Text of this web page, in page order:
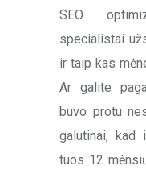
SEO
specialistai
ir taip kas
Ar galite
buvo protu
galutinai, kad
tuos 12